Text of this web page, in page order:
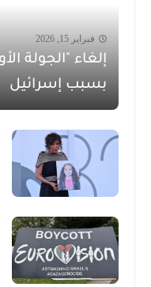
فبراير 15, 2026
بسبب إسرائيل